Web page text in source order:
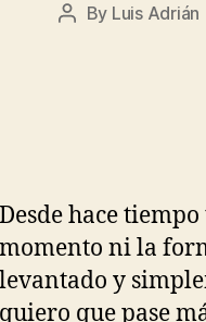
Post
By Luis Adrián
Desde hace
momento ni la
levantado y
quiero que pase